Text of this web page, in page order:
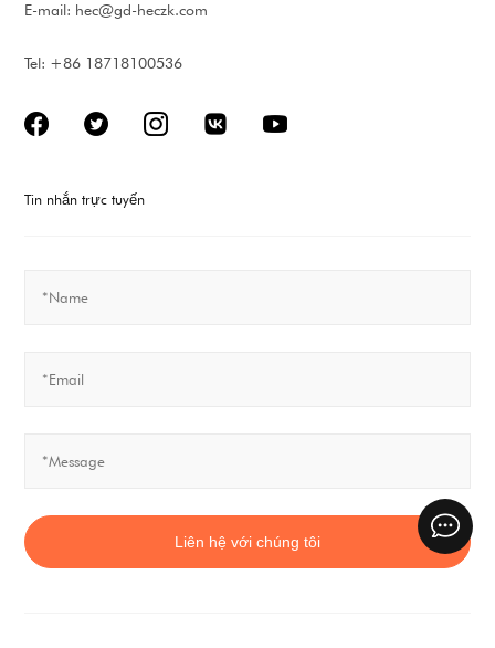
E-mail: hec@gd-heczk.com
Tel: +86 18718100536
Tin nhắn trực tuyến
Liên hệ với chúng tôi